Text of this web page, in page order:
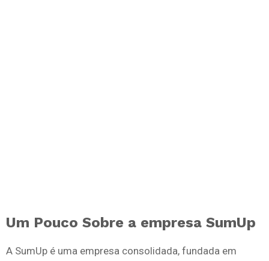
Um Pouco Sobre a empresa SumUp
A SumUp é uma empresa consolidada, fundada em